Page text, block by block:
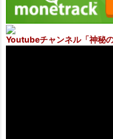
Youtubeチャンネル「神秘